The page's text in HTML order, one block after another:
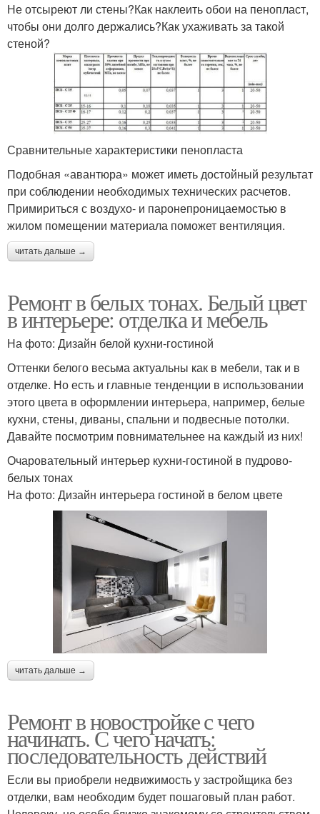
Не отсыреют ли стены?Как наклеить обои на пенопласт,
чтобы они долго держались?Как ухаживать за такой
стеной?
Сравнительные характеристики пенопласта
Подобная «авантюра» может иметь достойный результат
при соблюдении необходимых технических расчетов.
Примириться с воздухо- и паронепроницаемостью в
жилом помещении материала поможет вентиляция.
читать дальше →
Ремонт в белых тонах. Белый цвет
в интерьере: отделка и мебель
На фото: Дизайн белой кухни-гостиной
Оттенки белого весьма актуальны как в мебели, так и в
отделке. Но есть и главные тенденции в использовании
этого цвета в оформлении интерьера, например, белые
кухни, стены, диваны, спальни и подвесные потолки.
Давайте посмотрим повнимательнее на каждый из них!
Очаровательный интерьер кухни-гостиной в пудрово-
белых тонах
На фото: Дизайн интерьера гостиной в белом цвете
читать дальше →
Ремонт в новостройке с чего
начинать. С чего начать:
последовательность действий
Если вы приобрели недвижимость у застройщика без
отделки, вам необходим будет пошаговый план работ.